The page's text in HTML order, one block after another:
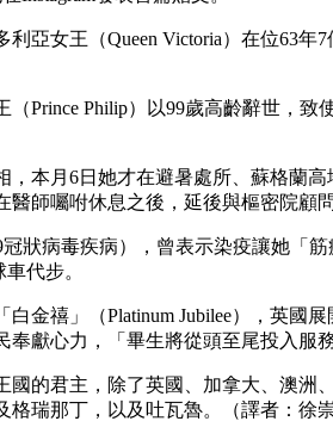
利亞女王（Queen Victoria）在位63
（Prince Philip）以99歲高齡辭世，
本月6日她才在避暑處所、蘇格蘭高
師囑咐休息之後，延後與樞密院顧
狀病毒疾病），曾表示染疫讓她「
代步。
白金禧」（Platinum Jubilee），英
獻心力，「畢生將從頭至尾投入服務
國的君主，除了英國、加拿大、澳
瑞那丁，以及吐瓦魯。（譯者：徐崇